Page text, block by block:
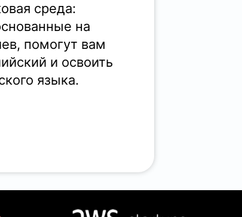
среда:
на
помогут вам
и освоить
языка.